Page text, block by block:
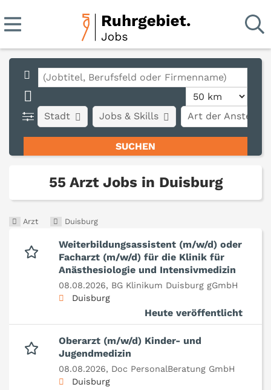
Stadt Art der
Jobs & Skills
55 Arzt Jobs in Duisburg
Arzt Duisburg
Weiterbildungsassistent (m/w/d) oder
Facharzt (m/w/d) für die Klinik für
Anästhesiologie und Intensivmedizin
08.08.2026, BG Klinikum Duisburg gGmbH
Duisburg
Heute veröffentlicht
Oberarzt (m/w/d) Kinder- und
Jugendmedizin
08.08.2026, Doc PersonalBeratung GmbH
Duisburg